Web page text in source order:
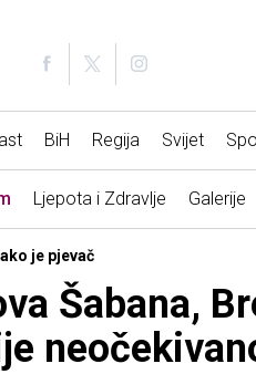
BiH Regija Svijet
Ljepota i Zdravlje Galerije
je pjevač
Šabana,